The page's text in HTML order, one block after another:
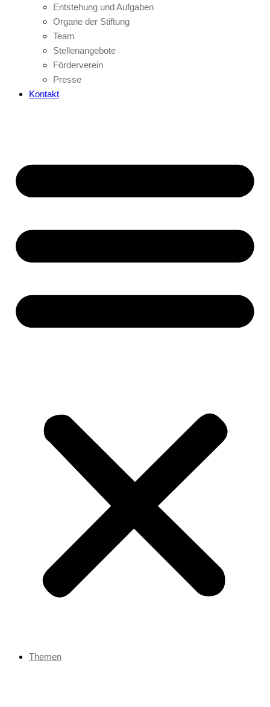
Entstehung und Aufgaben
Organe der Stiftung
Team
Stellenangebote
Förderverein
Presse
Kontakt
Themen